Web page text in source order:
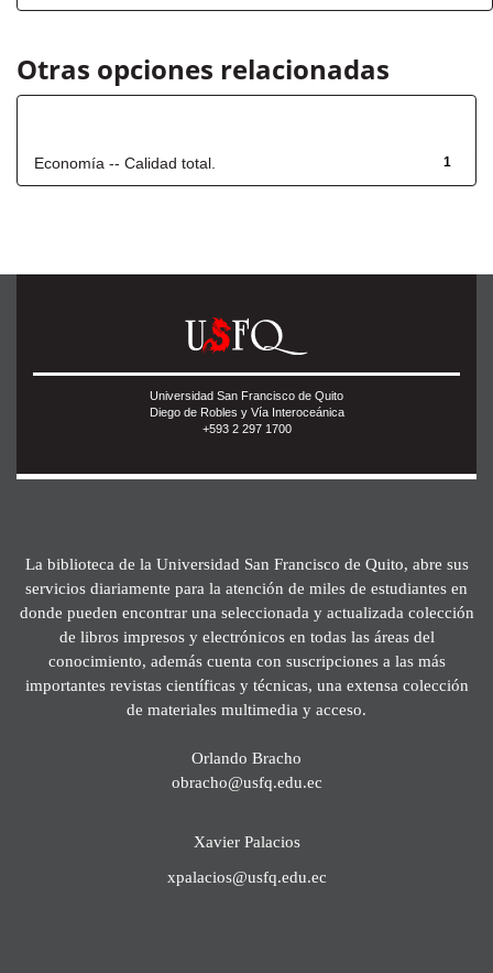
Otras opciones relacionadas
1
Economía -- Calidad total.
Universidad San Francisco de Quito
Diego de Robles y Vía Interoceánica
+593 2 297 1700
La biblioteca de la Universidad San Francisco de Quito, abre sus
servicios diariamente para la atención de miles de estudiantes en
donde pueden encontrar una seleccionada y actualizada colección
de libros impresos y electrónicos en todas las áreas del
conocimiento, además cuenta con suscripciones a las más
importantes revistas científicas y técnicas, una extensa colección
de materiales multimedia y acceso.
Orlando Bracho
obracho@usfq.edu.ec
Xavier Palacios
xpalacios@usfq.edu.ec